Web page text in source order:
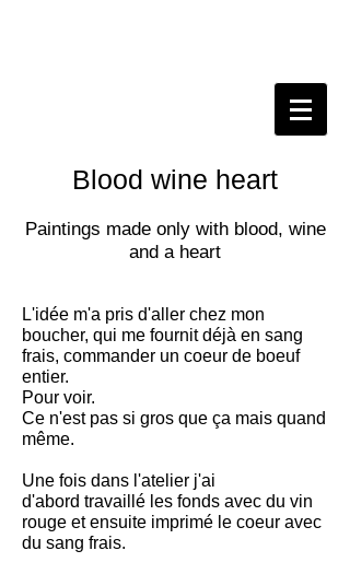
Blood wine heart
Paintings made only with blood, wine
and a heart
L'idée m'a pris d'aller chez mon
boucher, qui me fournit déjà en sang
frais, commander un coeur de boeuf
entier.
Pour voir.
Ce n'est pas si gros que ça mais quand
même.
Une fois dans l'atelier j'ai
d'abord travaillé les fonds avec du vin
rouge et ensuite imprimé le coeur avec
du sang frais.